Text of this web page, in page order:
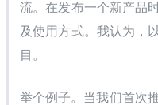
流。在发布一个新产品
及使用方式。我认为，
目。
举个例子。当我们首次